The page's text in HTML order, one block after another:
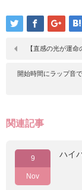
【直感の光が運
開始時間にラップ音
関連記事
9
Nov
ハイ